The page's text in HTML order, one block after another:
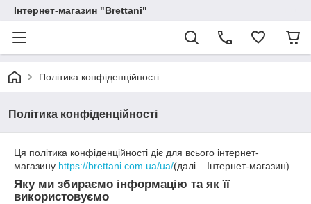
Інтернет-магазин "Brettani"
Політика конфіденційності
Політика конфіденційності
Ця політика конфіденційності діє для всього інтернет-
магазину https://brettani.com.ua/ua/(далі – Інтернет-магазин).
Яку ми збираємо інформацію та як її
використовуємо